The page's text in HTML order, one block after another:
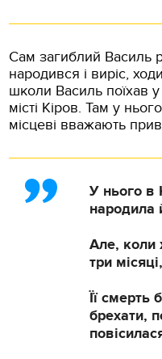
Сам загиблий Василь
народився і виріс,
школи Василь поїхав
місті Кіров. Там у
місцеві вважають
У нього в
народила
Але, коли
три
Її смерть
брехати,